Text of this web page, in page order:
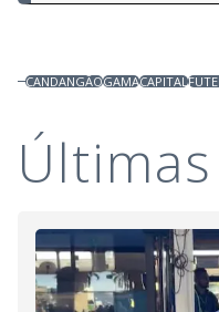
CANDANGÃOGAMACAPITAL
Últimas